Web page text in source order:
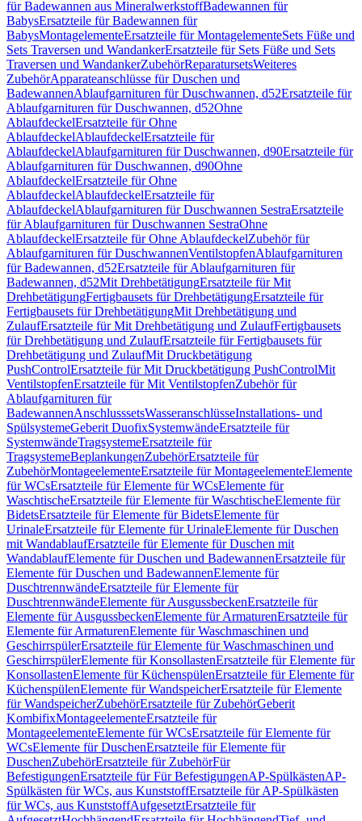
für Badewannen aus MineralwerkstoffBadewannen für
BabysErsatzteile für Badewannen für
BabysMontagelementeErsatzteile für MontagelementeSets Füße und
Sets Traversen und WandankerErsatzteile für Sets Füße und Sets
Traversen und WandankerZubehörReparatursetsWeiteres
ZubehörApparateanschlüsse für Duschen und
BadewannenAblaufgarnituren für Duschwannen, d52Ersatzteile für
Ablaufgarnituren für Duschwannen, d52Ohne
AblaufdeckelErsatzteile für Ohne
AblaufdeckelAblaufdeckelErsatzteile für
AblaufdeckelAblaufgarnituren für Duschwannen, d90Ersatzteile für
Ablaufgarnituren für Duschwannen, d90Ohne
AblaufdeckelErsatzteile für Ohne
AblaufdeckelAblaufdeckelErsatzteile für
AblaufdeckelAblaufgarnituren für Duschwannen SestraErsatzteile
für Ablaufgarnituren für Duschwannen SestraOhne
AblaufdeckelErsatzteile für Ohne AblaufdeckelZubehör für
Ablaufgarnituren für DuschwannenVentilstopfenAblaufgarnituren
für Badewannen, d52Ersatzteile für Ablaufgarnituren für
Badewannen, d52Mit DrehbetätigungErsatzteile für Mit
DrehbetätigungFertigbausets für DrehbetätigungErsatzteile für
Fertigbausets für DrehbetätigungMit Drehbetätigung und
ZulaufErsatzteile für Mit Drehbetätigung und ZulaufFertigbausets
für Drehbetätigung und ZulaufErsatzteile für Fertigbausets für
Drehbetätigung und ZulaufMit Druckbetätigung
PushControlErsatzteile für Mit Druckbetätigung PushControlMit
VentilstopfenErsatzteile für Mit VentilstopfenZubehör für
Ablaufgarnituren für
BadewannenAnschlusssetsWasseranschlüsseInstallations- und
SpülsystemeGeberit DuofixSystemwändeErsatzteile für
SystemwändeTragsystemeErsatzteile für
TragsystemeBeplankungenZubehörErsatzteile für
ZubehörMontageelementeErsatzteile für MontageelementeElemente
für WCsErsatzteile für Elemente für WCsElemente für
WaschtischeErsatzteile für Elemente für WaschtischeElemente für
BidetsErsatzteile für Elemente für BidetsElemente für
UrinaleErsatzteile für Elemente für UrinaleElemente für Duschen
mit WandablaufErsatzteile für Elemente für Duschen mit
WandablaufElemente für Duschen und BadewannenErsatzteile für
Elemente für Duschen und BadewannenElemente für
DuschtrennwändeErsatzteile für Elemente für
DuschtrennwändeElemente für AusgussbeckenErsatzteile für
Elemente für AusgussbeckenElemente für ArmaturenErsatzteile für
Elemente für ArmaturenElemente für Waschmaschinen und
GeschirrspülerErsatzteile für Elemente für Waschmaschinen und
GeschirrspülerElemente für KonsollastenErsatzteile für Elemente für
KonsollastenElemente für KüchenspülenErsatzteile für Elemente für
KüchenspülenElemente für WandspeicherErsatzteile für Elemente
für WandspeicherZubehörErsatzteile für ZubehörGeberit
KombifixMontageelementeErsatzteile für
MontageelementeElemente für WCsErsatzteile für Elemente für
WCsElemente für DuschenErsatzteile für Elemente für
DuschenZubehörErsatzteile für ZubehörFür
BefestigungenErsatzteile für Für BefestigungenAP-SpülkästenAP-
Spülkästen für WCs, aus KunststoffErsatzteile für AP-Spülkästen
für WCs, aus KunststoffAufgesetztErsatzteile für